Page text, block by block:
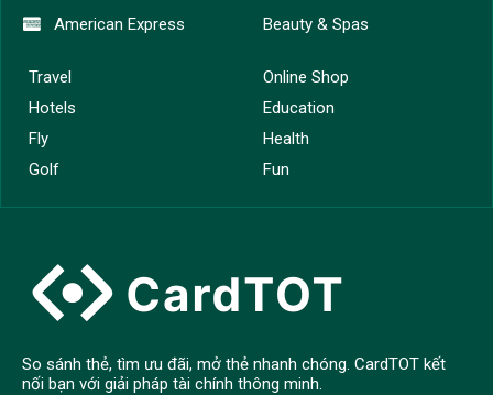
American Express
Beauty & Spas
Travel
Hotels
Fly
Golf
Online Shop
Education
Health
Fun
So sánh thẻ, tìm ưu đãi, mở thẻ nhanh chóng. CardTOT kết
nối bạn với giải pháp tài chính thông minh.